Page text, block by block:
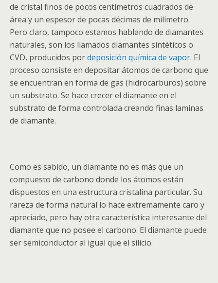
de cristal finos de pocos centímetros cuadrados de
área y un espesor de pocas décimas de milímetro.
Pero claro, tampoco estamos hablando de diamantes
naturales, son los llamados diamantes sintéticos o
CVD, producidos pordeposición química de vapor. El
proceso consiste en depositar átomos de carbono que
se encuentran en forma de gas (hidrocarburos) sobre
un substrato. Se hace crecer el diamante en el
substrato de forma controlada creando finas laminas
de diamante.
Como es sabido, un diamante no es más que un
compuesto de carbono donde los átomos están
dispuestos en una estructura cristalina particular. Su
rareza de forma natural lo hace extremamente caro y
apreciado, pero hay otra característica interesante del
diamante que no posee el carbono. El diamante puede
ser semiconductor al igual que el silicio.